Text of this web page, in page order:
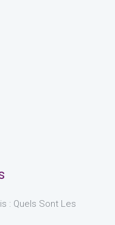
: Quels Sont Les